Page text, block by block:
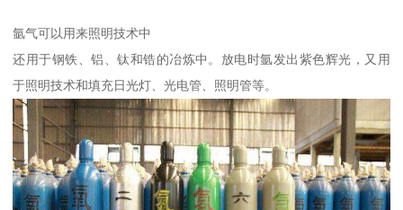
氩气可以用来照明技术中
还用于钢铁、铝、钛和锆的冶炼中。放电时氩发出紫色辉光，又用
于照明技术和填充日光灯、光电管、照明管等。